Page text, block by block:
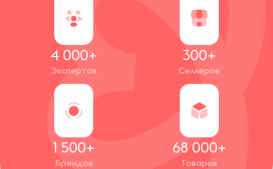
4 000+
Экспертов
300+
Селлеров
1 500+
Брендов
68 000+
Товаров